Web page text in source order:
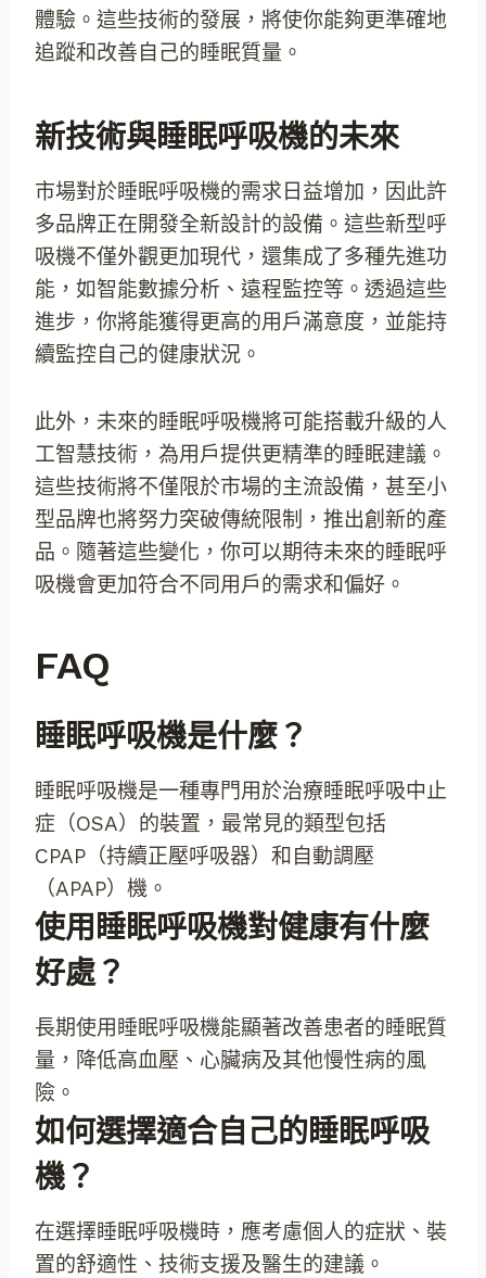
體驗。這些技術的發展，將使你能夠更準確地
追蹤和改善自己的睡眠質量。
新技術與睡眠呼吸機的未來
市場對於睡眠呼吸機的需求日益增加，因此許
多品牌正在開發全新設計的設備。這些新型呼
吸機不僅外觀更加現代，還集成了多種先進功
能，如智能數據分析、遠程監控等。透過這些
進步，你將能獲得更高的用戶滿意度，並能持
續監控自己的健康狀況。
此外，未來的睡眠呼吸機將可能搭載升級的人
工智慧技術，為用戶提供更精準的睡眠建議。
這些技術將不僅限於市場的主流設備，甚至小
型品牌也將努力突破傳統限制，推出創新的產
品。隨著這些變化，你可以期待未來的睡眠呼
吸機會更加符合不同用戶的需求和偏好。
FAQ
睡眠呼吸機是什麼？
睡眠呼吸機是一種專門用於治療睡眠呼吸中止
症（OSA）的裝置，最常見的類型包括
CPAP（持續正壓呼吸器）和自動調壓
（APAP）機。
使用睡眠呼吸機對健康有什麼
好處？
長期使用睡眠呼吸機能顯著改善患者的睡眠質
量，降低高血壓、心臟病及其他慢性病的風
險。
如何選擇適合自己的睡眠呼吸
機？
在選擇睡眠呼吸機時，應考慮個人的症狀、裝
置的舒適性、技術支援及醫生的建議。